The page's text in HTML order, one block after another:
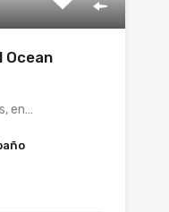
en…